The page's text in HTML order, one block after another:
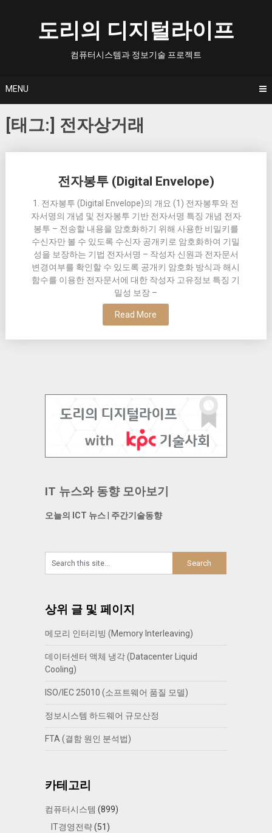
도리의 디지털라이프
컴퓨터시스템과 정보기술 프로젝트
MENU
[태그:] 전자상거래
전자봉투 (Digital Envelope)
1. 전자봉투 (Digital Envelope)의 개요 (1) 전자봉투와 전
자서명의 개념 및 전자봉투 기반 전자서명 특징 개념 전자
봉투 – 전송할 내용을 암호화하기 위해 사용한 비밀키를
수신자만 볼 수 있도록 수신자 공개키로 암호화하여 기밀
성을 보장하는 기법 전자서명 – 작성자 신원과 전자문서
변경여부를 확인할 수 있도록 공개키 암호화 방식과 해시
함수를 이용한 전자문서에 대한 작성자 고유정보 특징 기
밀성 보장 –
Read More
navigation
IT 뉴스와 동향 모아보기
오늘의 ICT 뉴스| 주간기술동향
상위 글 및 페이지
메모리 인터리빙 (Memory Interleaving)
데이터센터 액체 냉각 (Datacenter Liquid
Cooling)
ISO/IEC 25010 (소프트웨어 품질 모델)
정보시스템 하드웨어 규모산정
FTA (결함 원인 분석법)
카테고리
컴퓨터시스템 (899)
IT경영전략(51)